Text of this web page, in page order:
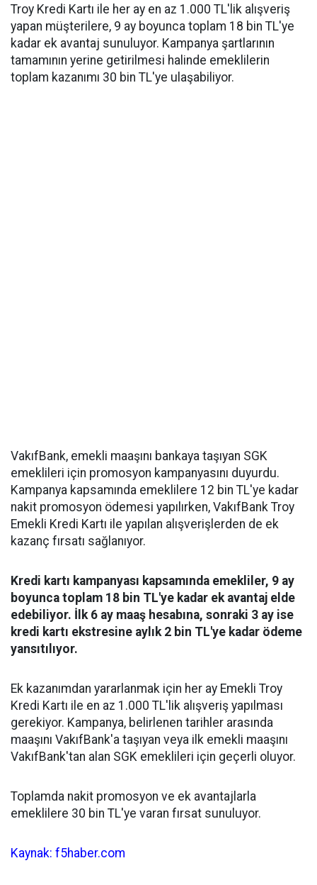
Troy Kredi Kartı ile her ay en az 1.000 TL'lik alışveriş
yapan müşterilere, 9 ay boyunca toplam 18 bin TL'ye
kadar ek avantaj sunuluyor. Kampanya şartlarının
tamamının yerine getirilmesi halinde emeklilerin
toplam kazanımı 30 bin TL'ye ulaşabiliyor.
VakıfBank, emekli maaşını bankaya taşıyan SGK
emeklileri için promosyon kampanyasını duyurdu.
Kampanya kapsamında emeklilere 12 bin TL'ye kadar
nakit promosyon ödemesi yapılırken, VakıfBank Troy
Emekli Kredi Kartı ile yapılan alışverişlerden de ek
kazanç fırsatı sağlanıyor.
Kredi kartı kampanyası kapsamında emekliler, 9 ay
boyunca toplam 18 bin TL'ye kadar ek avantaj elde
edebiliyor. İlk 6 ay maaş hesabına, sonraki 3 ay ise
kredi kartı ekstresine aylık 2 bin TL'ye kadar ödeme
yansıtılıyor.
Ek kazanımdan yararlanmak için her ay Emekli Troy
Kredi Kartı ile en az 1.000 TL'lik alışveriş yapılması
gerekiyor. Kampanya, belirlenen tarihler arasında
maaşını VakıfBank'a taşıyan veya ilk emekli maaşını
VakıfBank'tan alan SGK emeklileri için geçerli oluyor.
Toplamda nakit promosyon ve ek avantajlarla
emeklilere 30 bin TL'ye varan fırsat sunuluyor.
Kaynak: f5haber.com